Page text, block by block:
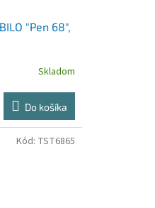
"Pen 68",
Skladom
Do košíka
Kód: TST6865